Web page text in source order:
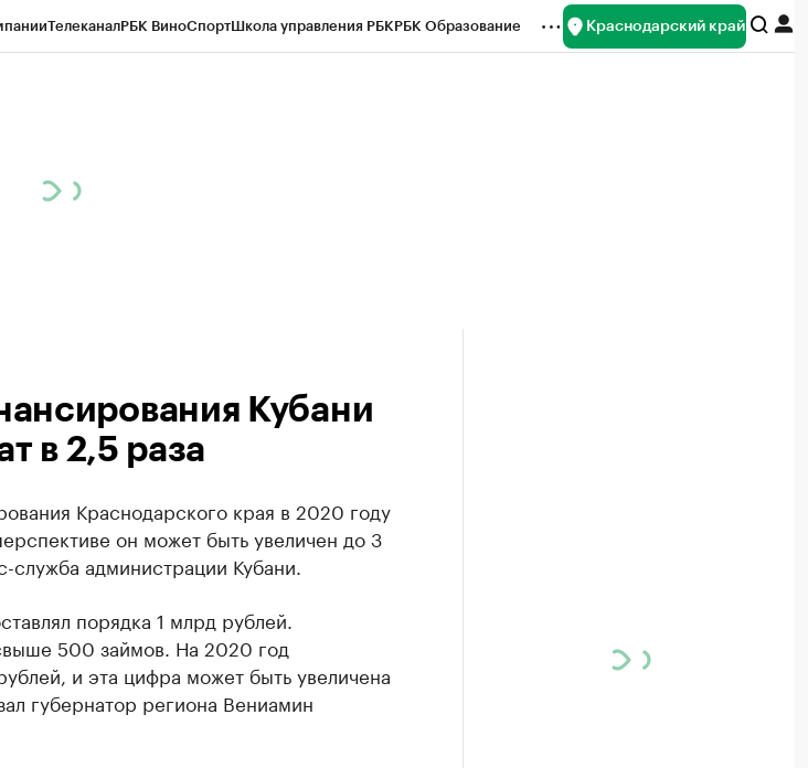
ТелеканалРБК ВиноСпортШкола управления РБКРБК Образование Краснодарский край
Кубани
в 2,5 раза
Краснодарского края в 2020 году
он может быть увеличен до 3
администрации Кубани.
порядка 1 млрд рублей.
500 займов. На 2020 год
и эта цифра может быть увеличена
губернатор региона Вениамин